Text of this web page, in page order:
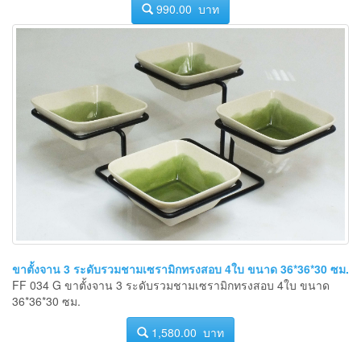
990.00 บาท
ขาตั้งจาน 3 ระดับรวมชามเซรามิกทรงสอบ 4ใบ ขนาด 36*36*30 ซม.
FF 034 G ขาตั้งจาน 3 ระดับรวมชามเซรามิกทรงสอบ 4ใบ ขนาด
36*36*30 ซม.
1,580.00 บาท